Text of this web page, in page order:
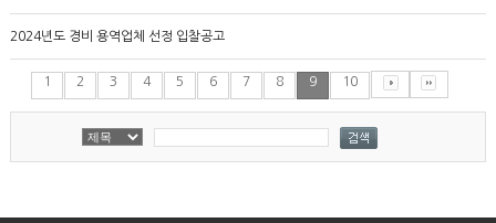
2024년도 경비 용역업체 선정 입찰공고
1 2 3 4 5 6 7 8 9 10